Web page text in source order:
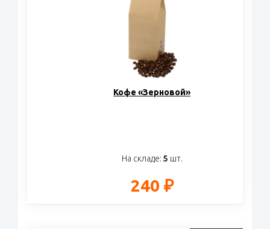
Кофе «Зерновой»
На складе: 5 шт.
240 ₽